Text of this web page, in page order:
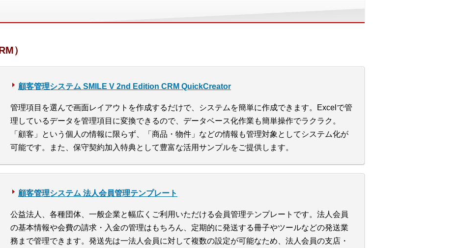
）
顧客管理システム SMILE V 2nd Edition CRM QuickCreator
管理項目を選んで画面レイアウトを作成するだけで、システムを簡単に作成できます。Excelで管
理しているデータを管理項目に変換できるので、データベース化作業も簡単操作でラクラク。
「顧客」という個人の情報に限らず、「商品・物件」などの情報も管理対象としてシステム化が
可能です。また、保守契約加入特典として豊富な活用サンプルをご提供します。
顧客管理システム 法人会員管理テンプレート
公益法人、各種団体、一般企業と幅広くご利用いただける会員管理テンプレートです。法人会員
の基本情報や会費の請求・入金の管理はもちろん、定期的に発送する冊子やツールなどの発送業
務まで管理できます。発送先は一法人会員に対して複数の設定が可能なため、法人会員の支店・